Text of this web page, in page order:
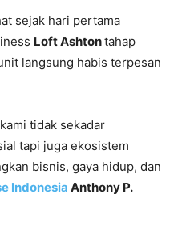
sejak hari pertama
Loft Ashtontahap
langsung habis terpesan
tidak sekadar
tapi juga ekosistem
bisnis, gaya hidup, dan
Indonesia Anthony P.